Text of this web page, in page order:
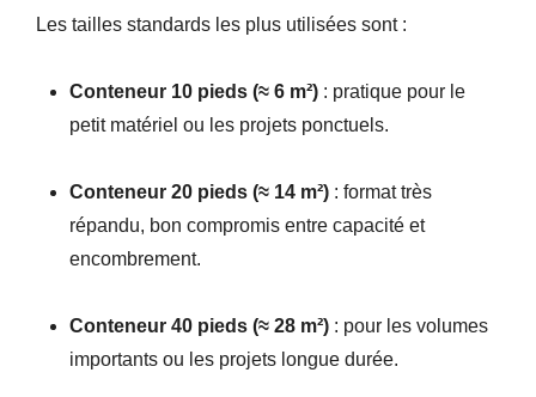
Les tailles standards les plus utilisées sont :
Conteneur 10 pieds (≈ 6 m²) : pratique pour le
petit matériel ou les projets ponctuels.
Conteneur 20 pieds (≈ 14 m²) : format très
répandu, bon compromis entre capacité et
encombrement.
Conteneur 40 pieds (≈ 28 m²) : pour les volumes
importants ou les projets longue durée.